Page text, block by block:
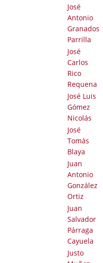
José
Antonio
Granados
Parrilla
José
Carlos
Rico
Requena
José Luis
Gómez
Nicolás
José
Tomás
Blaya
Juan
Antonio
González
Ortiz
Juan
Salvador
Párraga
Cayuela
Justo